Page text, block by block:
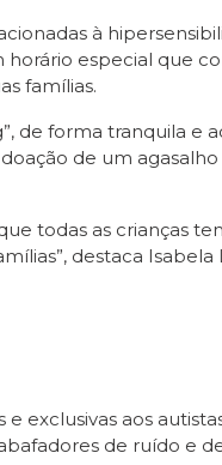
à
horário especial que
famílias.
de forma tranquila e
de um
todas as crianças
destaca Isabela
exclusivas aos
de ruído e